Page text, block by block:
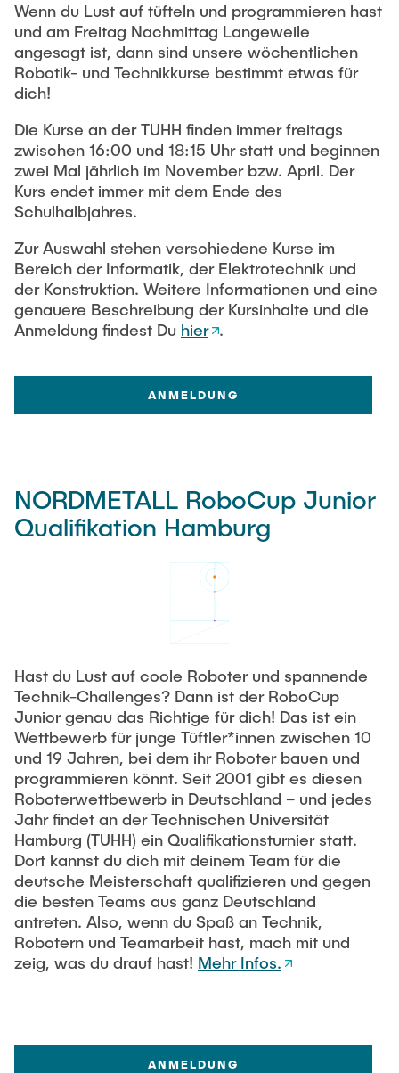
Wenn du Lust auf tüfteln und programmieren hast
und am Freitag Nachmittag Langeweile
angesagt ist, dann sind unsere wöchentlichen
Robotik- und Technikkurse bestimmt etwas für
dich!
Die Kurse an der TUHH finden immer freitags
zwischen 16:00 und 18:15 Uhr statt und beginnen
zwei Mal jährlich im November bzw. April. Der
Kurs endet immer mit dem Ende des
Schulhalbjahres.
Zur Auswahl stehen verschiedene Kurse im
Bereich der Informatik, der Elektrotechnik und
der Konstruktion. Weitere Informationen und eine
genauere Beschreibung der Kursinhalte und die
Anmeldung findest Du hier .
ANMELDUNG
NORDMETALL RoboCup Junior
Qualifikation Hamburg
Hast du Lust auf coole Roboter und spannende
Technik-Challenges? Dann ist der RoboCup
Junior genau das Richtige für dich! Das ist ein
Wettbewerb für junge Tüftler*innen zwischen 10
und 19 Jahren, bei dem ihr Roboter bauen und
programmieren könnt. Seit 2001 gibt es diesen
Roboterwettbewerb in Deutschland – und jedes
Jahr findet an der Technischen Universität
Hamburg (TUHH) ein Qualifikationsturnier statt.
Dort kannst du dich mit deinem Team für die
deutsche Meisterschaft qualifizieren und gegen
die besten Teams aus ganz Deutschland
antreten. Also, wenn du Spaß an Technik,
Robotern und Teamarbeit hast, mach mit und
zeig, was du drauf hast! Mehr Infos.
ANMELDUNG